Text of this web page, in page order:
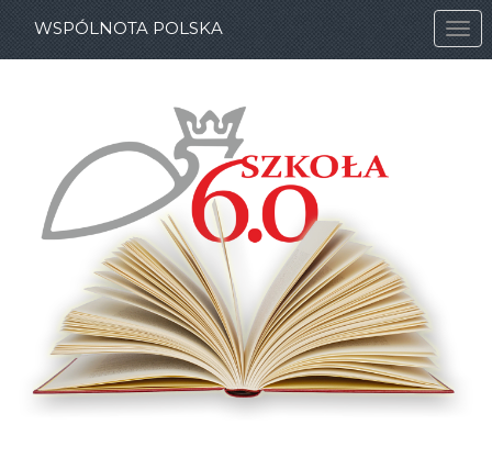
WSPÓLNOTA POLSKA